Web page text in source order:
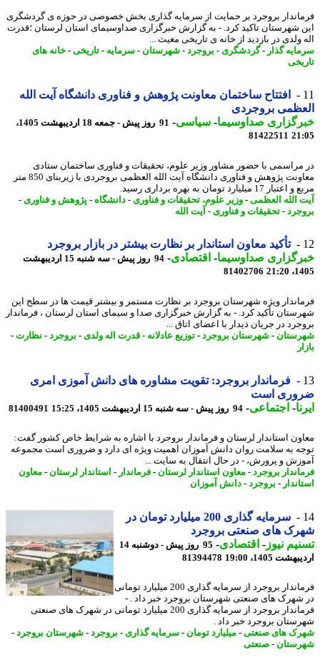
بروجرد بر حمایت از سرمایه گذاری بخش خصوصی در حوزه ی گردشگری
شهرستان تاکید کرد. - به گزارش خبرگزاری صداوسیمای استان لرستان ؛قدرت
ولدی در بازدید از خانه ی تاریخی مغیث ...
گذار -گردشگری- بروجرد-شهرستان-سرمایه -تاریخی -خانه های
افتتاح ساختمان معاونت پژوهش و فناوری دانشگاه آیت الله
بروجردی
صداوسیما-سیاسی-
91 روز پیش - جمعه 18 اردیبهشت 1405،
81422511
با حضور مشاور وزیر علوم، تحقیقات و فناوری ساختمان ستادی
معاونت پژوهش و فناوری دانشگاه آیت الله العظمی بروجردی با زیربنای 850 متر
17 میلیارد تومان به بهره برداری رسید.
الله العظمی-وزیر علوم، تحقیقات و فناوری- دانشگاه-پژوهش و فناوری-
-تحقیقات و فناوری- آیت الله
تأکید معاون استاندار بر نظارت بیشتر در بازار بروجرد
صداوسیما-اقتصادی-
94 روز پیش - سه شنبه 15 اردیبهشت
81402706
ویژه شهرستان بروجرد بر نظارت مستمر و بیشتر قیمت ها در سطح این
تأکید کرد. - به گزارش خبرگزاری صدا و سیمای استان لرستان ، فرماندار
در جریان دیدار با اعضای اتاق ...
-شهرستان بروجرد-توزیع عادلانه-قدرت اله ولدی-بروجرد-نظارت-
فرماندار بروجرد: تقویت مشاوره های دانش آموزی امری
است
-اجتماعی-94 روز پیش - سه شنبه 15 اردیبهشت 1405، 15:25 81400491
استاندار لرستان و فرماندار بروجرد با اشاره به شرایط خاص کشور گفت:
به سلامت روان دانش آموزان اهمیت ویژه ای دارد و ضروری است مجموعه
و پرورش، - در ﺣﺎل اﻧﺘﻘﺎل ﺑﻪ ﺳﺎﯾﺖ ...
بروجرد-معاون استاندار لرستان-فرماندار-استاندار لرستان-معاون
-بروجرد-دانش آموزان
سرمایه گذاری 200 میلیارد تومان در
های صنعتی بروجرد
نیوز-اقتصادی-
95 روز پیش - دوشنبه 14
1405، 19:00
81394478
فرماندار بروجرد از سرمایه گذاری 200 میلیارد تومانی
های صنعتی شهرستان بروجرد خبر داد . -
فرماندار بروجرد از سرمایه گذاری 200 میلیارد تومانی در شهرک های صنعتی
بروجرد خبر داد .
های صنعتی-میلیارد تومان-سرمایه گذاری- بروجرد-شهرستان بروجرد-
-صنعتی